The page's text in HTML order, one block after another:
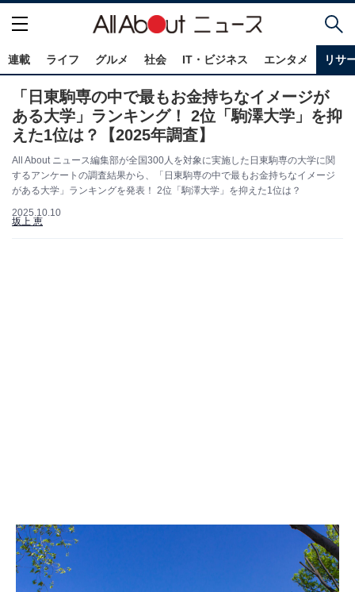
連載 ライフ グルメ 社会 IT・ビジネス エンタメ リサ
「日東駒専の中で最もお金持ちなイメージが
ある大学」ランキング！ 2位「駒澤大学」を抑
えた1位は？【2025年調査】
All About ニュース編集部が全国300人を対象に実施した日東駒専の大学に関
するアンケートの調査結果から、「日東駒専の中で最もお金持ちなイメージ
がある大学」ランキングを発表！ 2位「駒澤大学」を抑えた1位は？
2025.10.10
坂上 恵